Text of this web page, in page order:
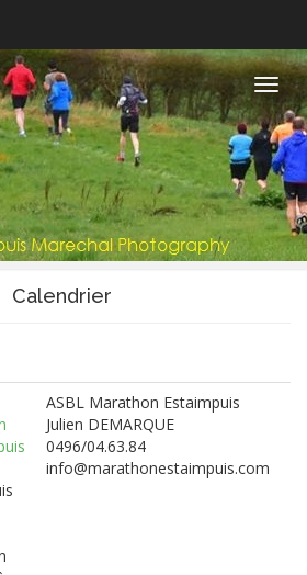
Calendrier
ASBL Marathon Estaimpuis
Julien DEMARQUE
0496/04.63.84
info@marathonestaimpuis.com